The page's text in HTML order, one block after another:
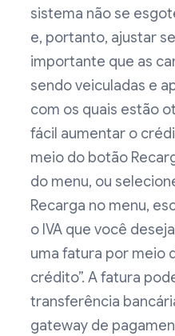
sistema não se
e, portanto, ajustar
importante que as
sendo veiculadas e
com os quais estão
fácil aumentar o
meio do botão
do menu, ou
Recarga no menu,
o IVA que você
uma fatura por meio
crédito”. A fatura
transferência
gateway de